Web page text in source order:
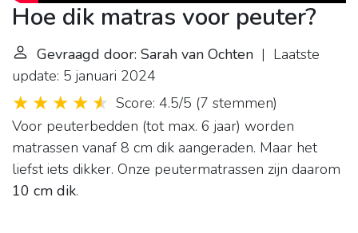
Hoe dik matras voor peuter?
Gevraagd door: Sarah van Ochten | Laatste
update: 5 januari 2024
Score: 4.5/5 (7 stemmen)
Voor peuterbedden (tot max. 6 jaar) worden
matrassen vanaf 8 cm dik aangeraden. Maar het
liefst iets dikker. Onze peutermatrassen zijn daarom
10 cm dik.